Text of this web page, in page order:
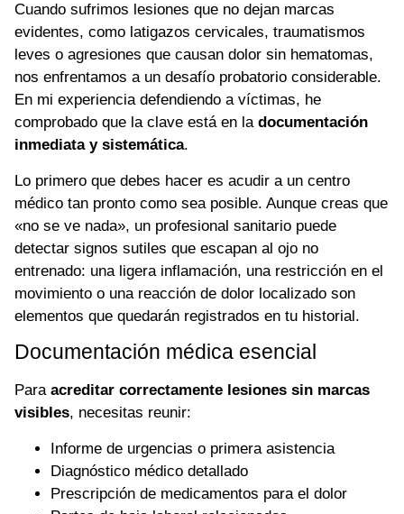
Cuando sufrimos lesiones que no dejan marcas
evidentes, como latigazos cervicales, traumatismos
leves o agresiones que causan dolor sin hematomas,
nos enfrentamos a un desafío probatorio considerable.
En mi experiencia defendiendo a víctimas, he
comprobado que la clave está en la documentación
inmediata y sistemática.
Lo primero que debes hacer es acudir a un centro
médico tan pronto como sea posible. Aunque creas que
«no se ve nada», un profesional sanitario puede
detectar signos sutiles que escapan al ojo no
entrenado: una ligera inflamación, una restricción en el
movimiento o una reacción de dolor localizado son
elementos que quedarán registrados en tu historial.
Documentación médica esencial
Para acreditar correctamente lesiones sin marcas
visibles, necesitas reunir:
Informe de urgencias o primera asistencia
Diagnóstico médico detallado
Prescripción de medicamentos para el dolor